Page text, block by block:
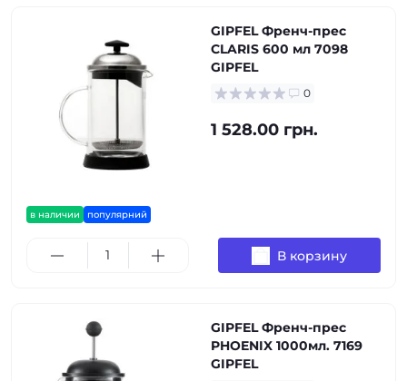
в наличии популярний
GIPFEL Френч-прес
CLARIS 600 мл 7098
GIPFEL
0
1 528.00 грн.
В корзину
GIPFEL Френч-прес
PHOENIX 1000мл. 7169
GIPFEL